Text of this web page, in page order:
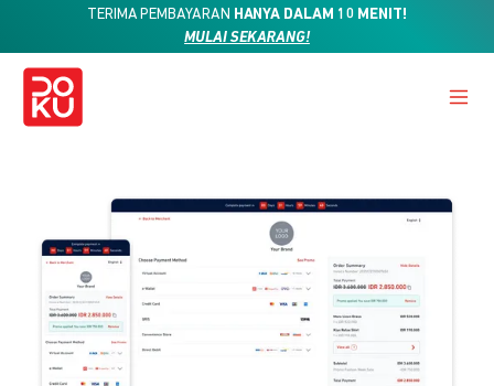
TERIMA PEMBAYARAN HANYA DALAM 10 MENIT!
MULAI SEKARANG!